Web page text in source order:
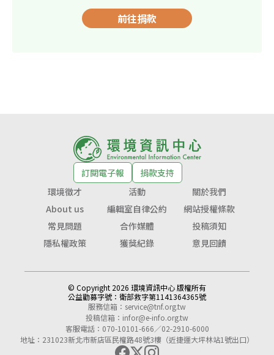
前往捐款
訂閱電子報
捐款支持
環境徵才
活動
關於我們
About us
編輯室自律公約
網站授權條款
常見問題
合作媒體
投稿須知
隱私權政策
獲獎紀錄 意見回饋
© Copyright 2026 環境資訊中心 版權所有
公益勸募字號： 衛部救字第1141364365號
服務信箱： service@tnf.org.tw
投稿信箱： infor@e-info.org.tw
客服電話：070-10101-666／02-2910-6000
地址：231023新北市新店區民權路48號3樓（近捷運大坪林站1號出口）